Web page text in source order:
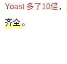
Yoast 多了10倍，
齐全。